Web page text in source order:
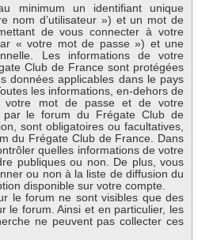
minimum un identifiant unique
nom d’utilisateur ») et un mot de
de vous connecter à votre
« votre mot de passe ») et une
Les informations de votre
Club de France sont protégées
données applicables dans le pays
les informations, en-dehors de
votre mot de passe et de votre
le forum du Frégate Club de
sont obligatoires ou facultatives,
du Frégate Club de France. Dans
quelles informations de votre
publiques ou non. De plus, vous
ou non à la liste de diffusion du
disponible sur votre compte.
le forum ne sont visibles que des
le forum. Ainsi et en particulier, les
ne peuvent pas collecter ces